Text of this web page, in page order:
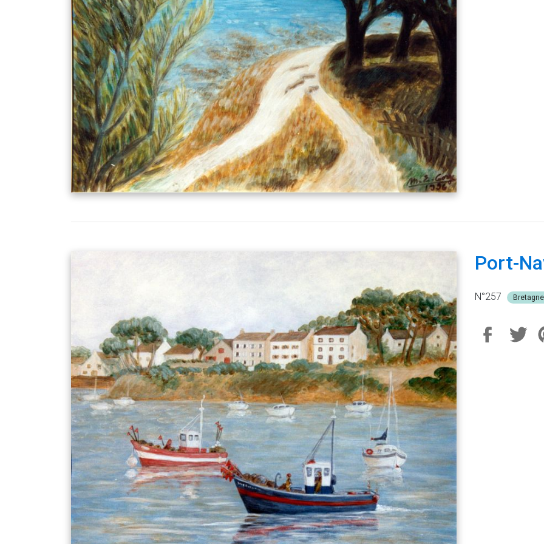
Port-
N°257